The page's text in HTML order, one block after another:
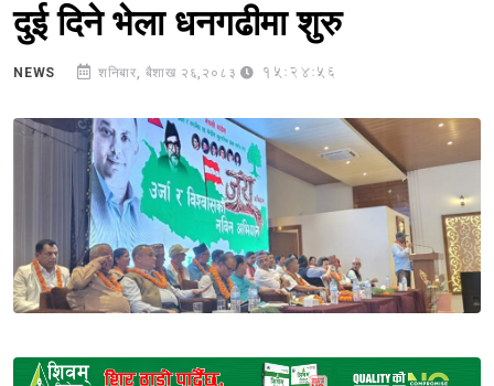
दुई दिने भेला धनगढीमा शुरु
NEWS शनिबार, बैशाख २६,२०८३ 15:24:56